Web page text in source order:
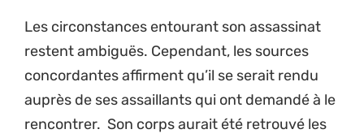
Les circonstances entourant son assassinat
restent ambiguës. Cependant, les sources
concordantes affirment qu’il se serait rendu
auprès de ses assaillants qui ont demandé à le
rencontrer. Son corps aurait été retrouvé les